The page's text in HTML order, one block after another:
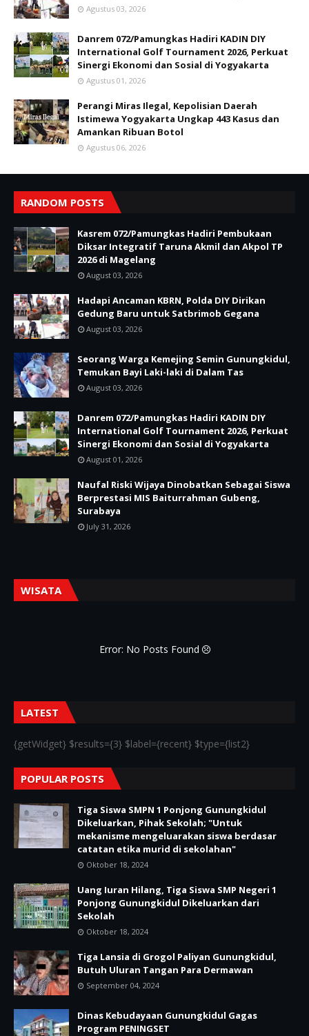
Agustus 03, 2026
Danrem 072/Pamungkas Hadiri KADIN DIY
International Golf Tournament 2026, Perkuat
Sinergi Ekonomi dan Sosial di Yogyakarta
Agustus 01, 2026
Perangi Miras Ilegal, Kepolisian Daerah
Istimewa Yogyakarta Ungkap 443 Kasus dan
Amankan Ribuan Botol
Agustus 06, 2026
RANDOM POSTS
Kasrem 072/Pamungkas Hadiri Pembukaan
Diksar Integratif Taruna Akmil dan Akpol TP
2026 di Magelang
August 03, 2026
Hadapi Ancaman KBRN, Polda DIY Dirikan
Gedung Baru untuk Satbrimob Gegana
August 03, 2026
Seorang Warga Kemejing Semin Gunungkidul,
Temukan Bayi Laki-laki di Dalam Tas
August 03, 2026
Danrem 072/Pamungkas Hadiri KADIN DIY
International Golf Tournament 2026, Perkuat
Sinergi Ekonomi dan Sosial di Yogyakarta
August 01, 2026
Naufal Riski Wijaya Dinobatkan Sebagai Siswa
Berprestasi MIS Baiturrahman Gubeng,
Surabaya
July 31, 2026
WISATA
Error: No Posts Found
LATEST
{getWidget} $results={3} $label={recent} $type={list2}
POPULAR POSTS
Tiga Siswa SMPN 1 Ponjong Gunungkidul
Dikeluarkan, Pihak Sekolah; "Untuk
mekanisme mengeluarakan siswa berdasar
catatan etika murid di sekolahan"
Oktober 18, 2024
Uang Iuran Hilang, Tiga Siswa SMP Negeri 1
Ponjong Gunungkidul Dikeluarkan dari
Sekolah
Oktober 18, 2024
Tiga Lansia di Grogol Paliyan Gunungkidul,
Butuh Uluran Tangan Para Dermawan
September 04, 2024
Dinas Kebudayaan Gunungkidul Gagas
Program PENINGSET